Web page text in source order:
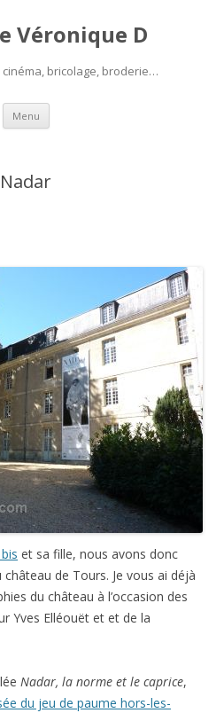
Véronique D
bricolage, broderie…
Menu Aller
contenu
et sa fille, nous avons donc
de Tours. Je vous ai déjà
du château à l’occasion des
Yves Elléouët et et de la
Nadar, la norme et le caprice,
du jeu de paume hors-les-